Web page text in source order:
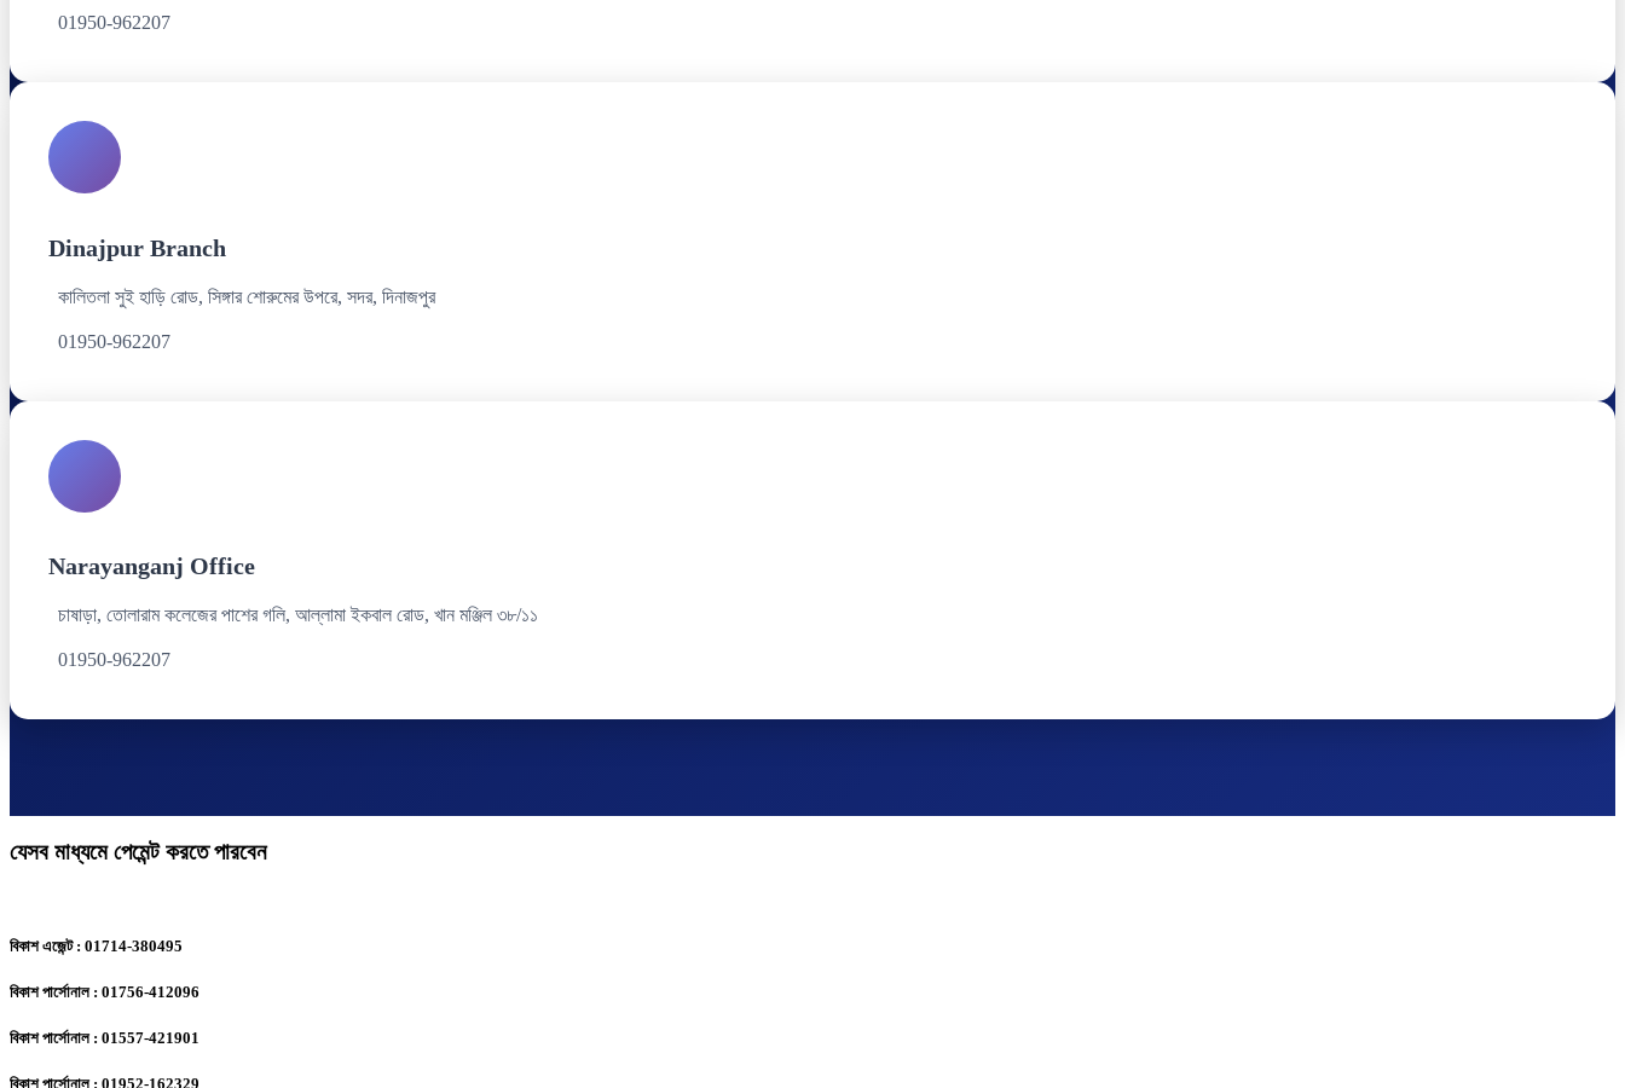
01950-962207
Dinajpur Branch
কালিতলা সুই হাড়ি রোড, সিঙ্গার শোরুমের উপরে, সদর, দিনাজপুর
01950-962207
Narayanganj Office
চাষাড়া, তোলারাম কলেজের পাশের গলি, আল্লামা ইকবাল রোড, খান মঞ্জিল ৩৮/১১
01950-962207
যেসব মাধ্যমে পেমেন্ট করতে পারবেন
বিকাশ এজেন্ট : 01714-380495
বিকাশ পার্সোনাল : 01756-412096
বিকাশ পার্সোনাল : 01557-421901
বিকাশ পার্সোনাল : 01952-162329